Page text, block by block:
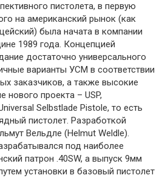
пистолета, в первую
на американский рынок (как
была начата в компании
1989 года. Концепцией
достаточно универсального
варианты УСМ в соответствии
заказчиков, а также высокие
нового проекта – USP,
Selbstlade Pistole, то есть
пистолет. Разработкой
Вельдле (Helmut Weldle).
под наиболее
патрон .40SW, а выпуск 9мм
установки в базовый пистолет